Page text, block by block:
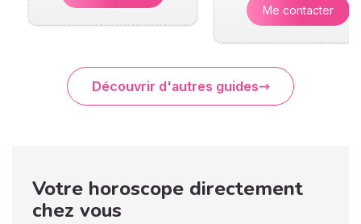
Me contacter
Découvrir d'autres guides
Votre horoscope directement
chez vous